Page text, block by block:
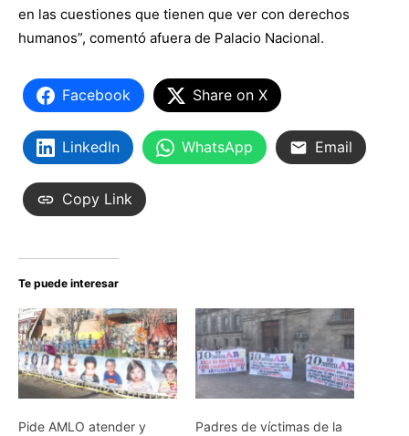
en las cuestiones que tienen que ver con derechos
humanos”, comentó afuera de Palacio Nacional.
Facebook Share on X
LinkedIn WhatsApp Email
Copy Link
Te puede interesar
Pide AMLO atender y
Padres de víctimas de la